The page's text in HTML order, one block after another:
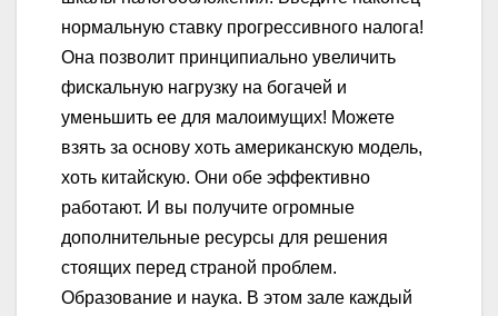
нормальную ставку прогрессивного налога!
Она позволит принципиально увеличить
фискальную нагрузку на богачей и
уменьшить ее для малоимущих! Можете
взять за основу хоть американскую модель,
хоть китайскую. Они обе эффективно
работают. И вы получите огромные
дополнительные ресурсы для решения
стоящих перед страной проблем.
Образование и наука. В этом зале каждый